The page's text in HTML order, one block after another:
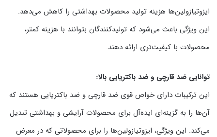
ایزوتیازولین‌ها هزینه تولید محصولات بهداشتی را کاهش می‌دهد.
این ویژگی باعث می‌شود که تولیدکنندگان بتوانند با هزینه کمتر،
محصولات با کیفیت‌تری ارائه دهند.
توانایی ضد قارچی و ضد باکتریایی بالا:
این ترکیبات دارای خواص قوی ضد قارچی و ضد باکتریایی هستند که
آن‌ها را به گزینه‌ای ایده‌آل برای محصولات آرایشی و بهداشتی تبدیل
می‌کند. این ویژگی، ایزوتیازولین‌ها را برای محصولاتی که در معرض